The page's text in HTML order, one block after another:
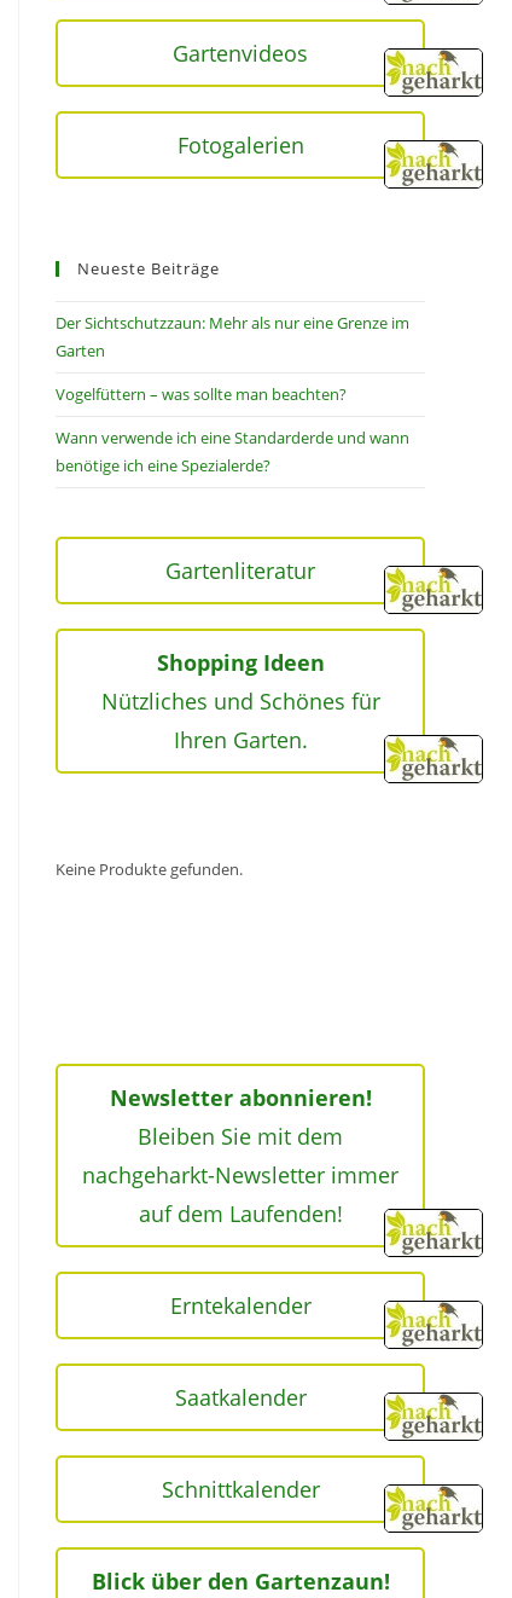
Gartenvideos
Fotogalerien
Neueste Beiträge
Der Sichtschutzzaun: Mehr als nur eine Grenze im
Garten
Vogelfüttern – was sollte man beachten?
Wann verwende ich eine Standarderde und wann
benötige ich eine Spezialerde?
Gartenliteratur
Shopping Ideen
Nützliches und Schönes für
Ihren Garten.
Keine Produkte gefunden.
Newsletter abonnieren!
Bleiben Sie mit dem
nachgeharkt-Newsletter immer
auf dem Laufenden!
Erntekalender
Saatkalender
Schnittkalender
Blick über den Gartenzaun!